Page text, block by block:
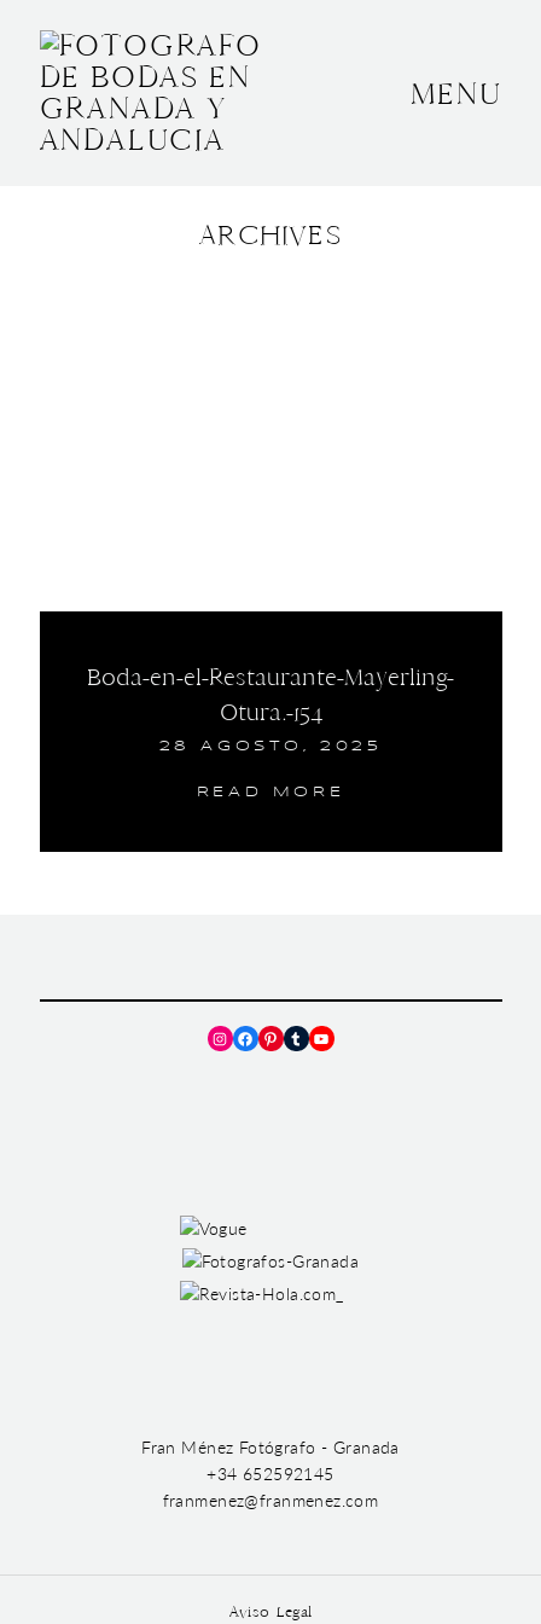
MENU
ARCHIVES
Boda-en-el-Restaurante-Mayerling-
Otura.-154
28 AGOSTO, 2025
READ MORE
BODAS
Instagram
Facebook
Pinterest
TumblrYouTube
Fran Ménez Fotógrafo - Granada
+34 652592145
franmenez@franmenez.com
Aviso Legal